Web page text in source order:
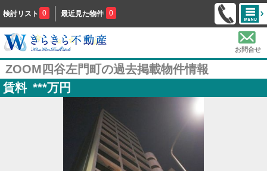
検討リスト 0 最近見た物件 0
お問合せ
ZOOM四谷左門町の過去掲載物件情報
賃料 ***万円